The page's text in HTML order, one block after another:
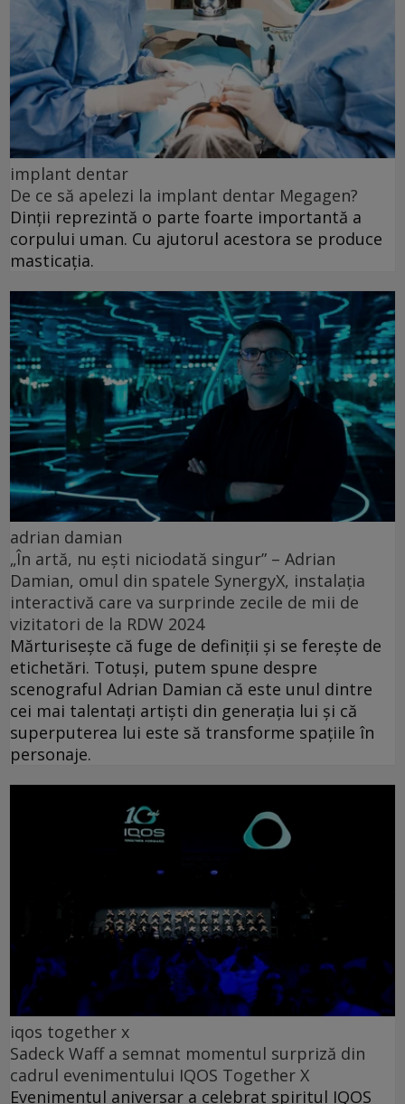
implant dentar
De ce să apelezi la implant dentar Megagen?
Dinții reprezintă o parte foarte importantă a
corpului uman. Cu ajutorul acestora se produce
masticația.
adrian damian
„În artă, nu ești niciodată singur” – Adrian
Damian, omul din spatele SynergyX, instalația
interactivă care va surprinde zecile de mii de
vizitatori de la RDW 2024
Mărturisește că fuge de definiții și se ferește de
etichetări. Totuşi, putem spune despre
scenograful Adrian Damian că este unul dintre
cei mai talentați artiști din generația lui și că
superputerea lui este să transforme spațiile în
personaje.
iqos together x
Sadeck Waff a semnat momentul surpriză din
cadrul evenimentului IQOS Together X
Evenimentul aniversar a celebrat spiritul IQOS